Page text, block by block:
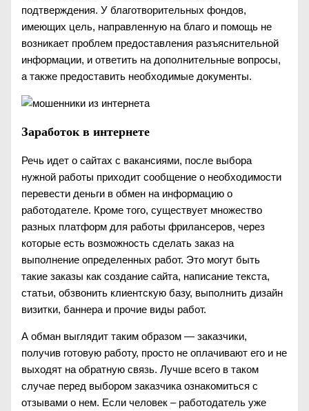
подтверждения. У благотворительных фондов,
имеющих цель, направленную на благо и помощь не
возникает проблем предоставления разъяснительной
информации, и ответить на дополнительные вопросы,
а также предоставить необходимые документы.
Заработок в интернете
Речь идет о сайтах с вакансиями, после выбора
нужной работы приходит сообщение о необходимости
перевести деньги в обмен на информацию о
работодателе. Кроме того, существует множество
разных платформ для работы фрилансеров, через
которые есть возможность сделать заказ на
выполнение определенных работ. Это могут быть
такие заказы как создание сайта, написание текста,
статьи, обзвонить клиентскую базу, выполнить дизайн
визитки, баннера и прочие виды работ.
А обман выглядит таким образом — заказчики,
получив готовую работу, просто не оплачивают его и не
выходят на обратную связь. Лучше всего в таком
случае перед выбором заказчика ознакомиться с
отзывами о нем. Если человек – работодатель уже